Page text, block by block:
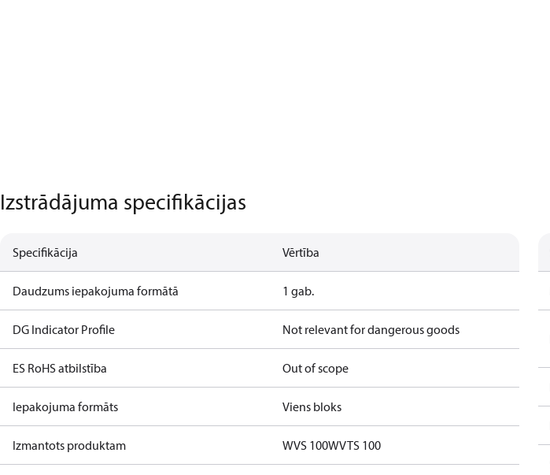
Izstrādājuma specifikācijas
Specifikācija Vērtība
Daudzums iepakojuma formātā 1 gab.
DG Indicator Profile Not relevant for dangerous goods
ES RoHS atbilstība Out of scope
Iepakojuma formāts Viens bloks
Izmantots produktam WVS 100WVTS 100